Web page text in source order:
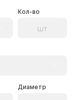
Кол-во
Диаметр